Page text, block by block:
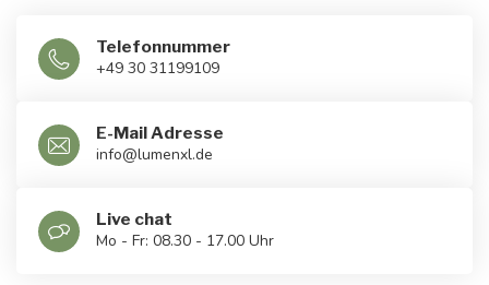
Telefonnummer
+49 30 31199109
E-Mail Adresse
info@lumenxl.de
Live chat
Mo - Fr: 08.30 - 17.00 Uhr